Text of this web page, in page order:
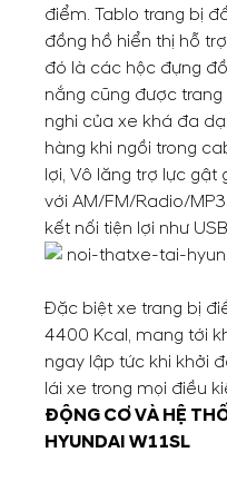
điểm. Tablo trang bị
đồng hồ hiển thị hỗ
đó là các hộc đựng
nắng cũng được
nghi của xe khá đa
hàng khi ngồi trong
lợi, Vô lăng trợ lực gật
với AM/FM/Radio/
kết nối tiện lợi như
Đặc biệt xe trang bị
4400 Kcal, mang tới
ngay lập tức khi khởi
lái xe trong mọi điều
ĐỘNG CƠ VÀ HỆ
HYUNDAI W11SL